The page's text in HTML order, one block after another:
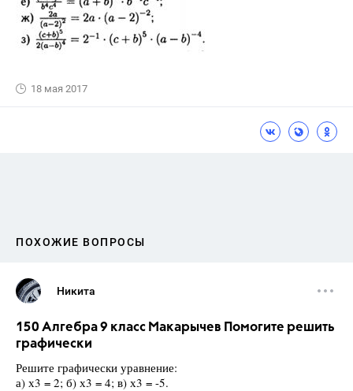
18 мая 2017
ПОХОЖИЕ ВОПРОСЫ
Никита
150 Алгебра 9 класс Макарычев Помогите решить
графически
Решите графически уравнение:
а) х3 = 2; б) х3 = 4; в) х3 = -5.